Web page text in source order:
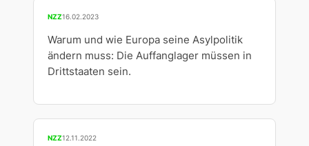
NZZ16.02.2023
Warum und wie Europa seine Asylpolitik
ändern muss: Die Auffanglager müssen in
Drittstaaten sein.
NZZ12.11.2022